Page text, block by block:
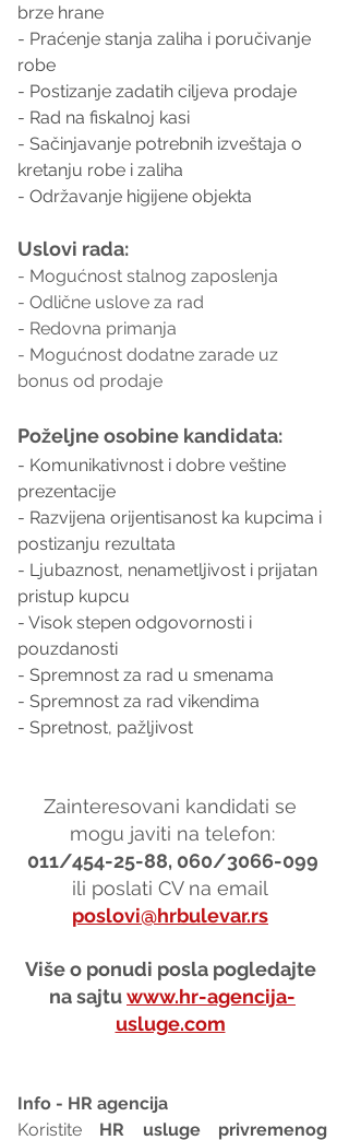
brze hrane
- Praćenje stanja zaliha i poručivanje
robe
- Postizanje zadatih ciljeva prodaje
- Rad na fiskalnoj kasi
- Sačinjavanje potrebnih izveštaja o
kretanju robe i zaliha
- Održavanje higijene objekta
Uslovi rada:
- Mogućnost stalnog zaposlenja
- Odlične uslove za rad
- Redovna primanja
- Mogućnost dodatne zarade uz
bonus od prodaje
Poželjne osobine kandidata:
- Komunikativnost i dobre veštine
prezentacije
- Razvijena orijentisanost ka kupcima i
postizanju rezultata
- Ljubaznost, nenametljivost i prijatan
pristup kupcu
- Visok stepen odgovornosti i
pouzdanosti
- Spremnost za rad u smenama
- Spremnost za rad vikendima
- Spretnost, pažljivost
Zainteresovani kandidati se
mogu javiti na telefon:
011/454-25-88, 060/3066-099
ili poslati CV na email
poslovi@hrbulevar.rs
Više o ponudi posla pogledajte
na sajtu www.hr-agencija-
usluge.com
Info - HR agencija
Koristite HR usluge privremenog